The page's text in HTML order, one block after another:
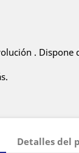
. Dispone
Detalles del